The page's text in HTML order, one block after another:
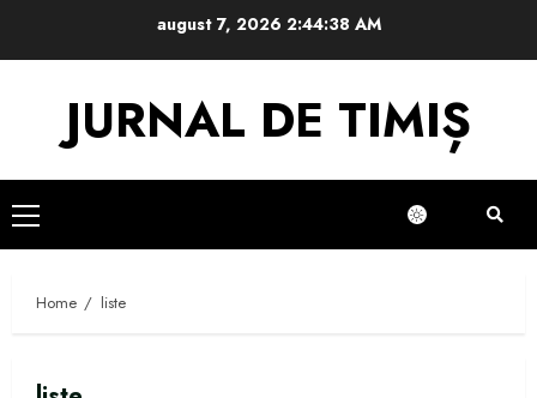
august 7, 2026 2:44:38 AM
JURNAL DE TIMIȘ
Primary
Menu
Home liste